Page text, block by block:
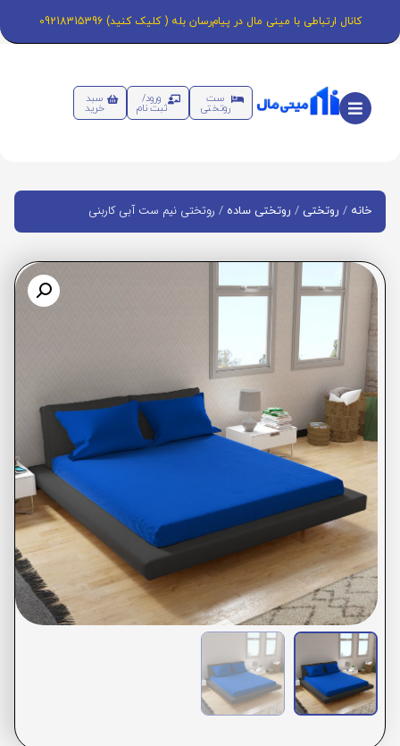
کانال ارتباطی با مینی مال در پیام‌رسان بله ( کلیک کنید) 09218315396
ست
روتختی
ورود/
ثبت نام
سبد
خرید
خانه / روتختی / روتختی ساده / روتختی نیم ست آبی کاربنی